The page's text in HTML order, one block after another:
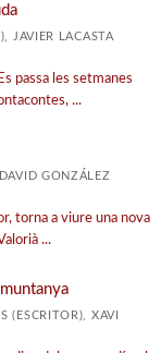
JAVIER LACASTA
passa les setmanes
...
GONZÁLEZ
torna a viure una nova
...
(ESCRITOR), XAVI